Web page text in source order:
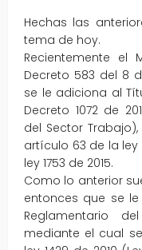
Hechas las
tema de hoy.
Recientemente el
Decreto 583 del 8
se le adiciona al
Decreto 1072 de
del Sector
artículo 63 de la ley
ley 1753 de 2015.
Como lo anterior
entonces que se
Reglamentario
mediante el cual